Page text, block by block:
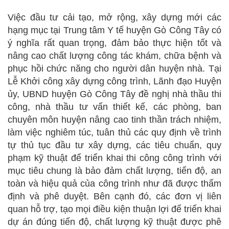
Việc đầu tư cải tạo, mở rộng, xây dựng mới các
hạng mục tại Trung tâm Y tế huyện Gò Công Tây có
ý nghĩa rất quan trọng, đảm bảo thực hiện tốt và
nâng cao chất lượng công tác khám, chữa bệnh và
phục hồi chức năng cho người dân huyện nhà. Tại
Lễ Khởi công xây dựng công trình, Lãnh đạo Huyện
ủy, UBND huyện Gò Công Tây đề nghị nhà thầu thi
công, nhà thầu tư vấn thiết kế, các phòng, ban
chuyên môn huyện nâng cao tinh thần trách nhiệm,
làm việc nghiêm túc, tuân thủ các quy định về trình
tự thủ tục đầu tư xây dựng, các tiêu chuẩn, quy
phạm kỹ thuật để triển khai thi công công trình với
mục tiêu chung là bảo đảm chất lượng, tiến độ, an
toàn và hiệu quả của công trình như đã được thẩm
định và phê duyệt. Bên cạnh đó, các đơn vị liên
quan hỗ trợ, tạo mọi điều kiện thuận lợi để triển khai
dự án đúng tiến độ, chất lượng kỹ thuật được phê